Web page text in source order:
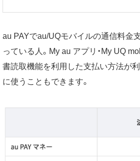
au PAYでau/UQモバイルの通信料金
っている人。My au アプリ・My UQ
書読取機能を利用した支払い方法が
に使うこともできます。